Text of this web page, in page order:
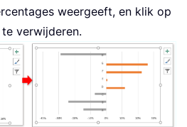
weergeeft, en klik op
verwijderen.